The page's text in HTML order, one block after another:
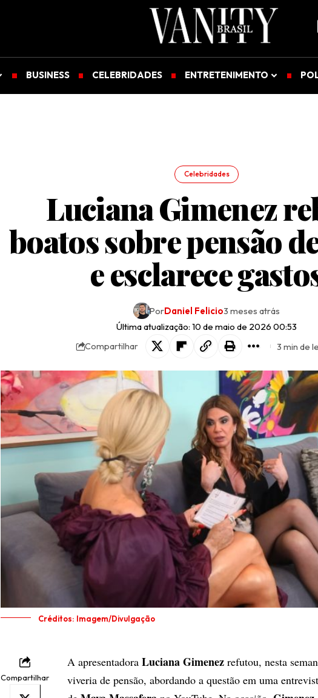
BUSINESS CELEBRIDADES ENTRETENIMENTO
Celebridades
Luciana Gimenez
boatos sobre pensão
e esclarece
Última atualização: 10 de maio de 2026 00:53
PorDaniel Felicio3 meses atrás
Compartilhar 3 min de
Créditos: Imagem/Divulgação
Compartilhar
A apresentadora Luciana Gimenez refutou, nesta
viveria de pensão, abordando a questão em uma